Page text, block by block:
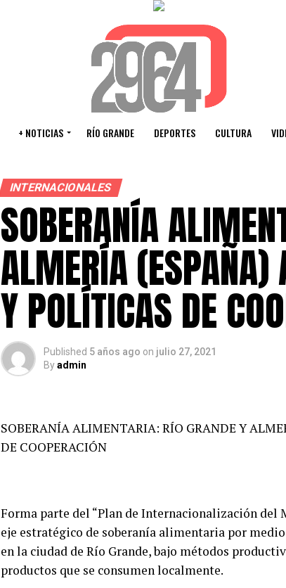
+ NOTICIAS RÍO GRANDE DEPORTES CULTURA
INTERNACIONALES
SOBERANÍA
ALMERÍA (ESPAÑA)
Y POLÍTICAS DE
Published 5 años ago on julio 27, 2021
Byadmin
SOBERANÍA ALIMENTARIA: RÍO GRANDE Y
DE COOPERACIÓN
Forma parte del “Plan de Internacionalización del
eje estratégico de soberanía alimentaria por
en la ciudad de Río Grande, bajo métodos
productos que se consumen localmente.